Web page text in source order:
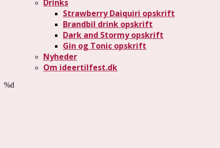
Drinks
Strawberry Daiquiri opskrift
Brandbil drink opskrift
Dark and Stormy opskrift
Gin og Tonic opskrift
Nyheder
Om ideertilfest.dk
%d